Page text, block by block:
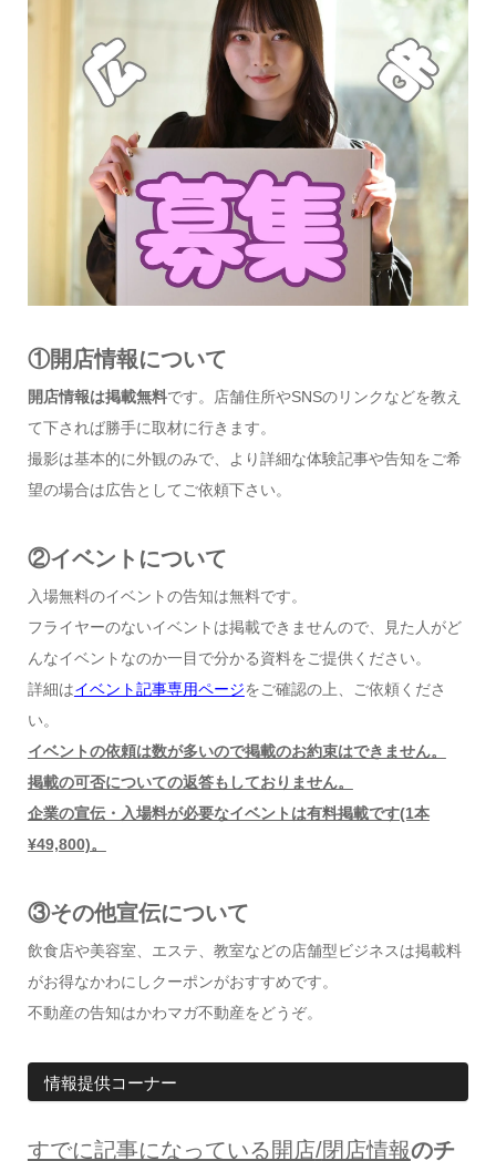
①開店情報について
開店情報は掲載無料です。店舗住所やSNSのリンクなどを教え
て下されば勝手に取材に行きます。
撮影は基本的に外観のみで、より詳細な体験記事や告知をご希
望の場合は広告としてご依頼下さい。
②イベントについて
入場無料のイベントの告知は無料です。
フライヤーのないイベントは掲載できませんので、見た人がど
んなイベントなのか一目で分かる資料をご提供ください。
詳細はイベント記事専用ページをご確認の上、ご依頼くださ
い。
イベントの依頼は数が多いので掲載のお約束はできません。
掲載の可否についての返答もしておりません。
企業の宣伝・入場料が必要なイベントは有料掲載です(1本
¥49,800)。
③その他宣伝について
飲食店や美容室、エステ、教室などの店舗型ビジネスは掲載料
がお得なかわにしクーポンがおすすめです。
不動産の告知はかわマガ不動産をどうぞ。
情報提供コーナー
すでに記事になっている開店/閉店情報のチ